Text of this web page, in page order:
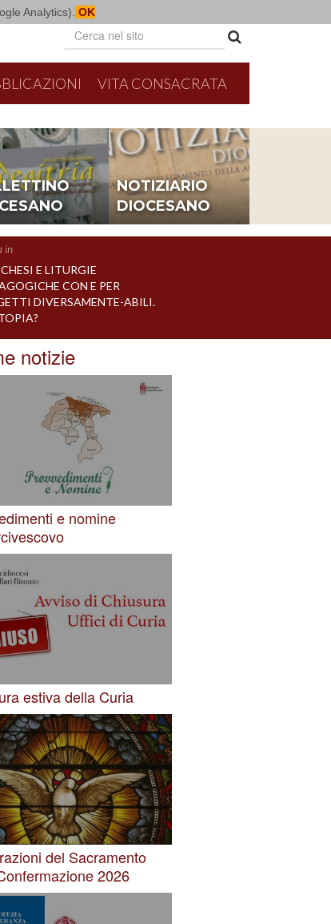
Analytics). OK
VITA CONSACRATA
i seminaristi diocesani
8/16/2026
Messa per la festa
NOTIZIARIO
DIOCESANO
in
E LITURGIE
CON E PER
DIVERSAMENTE-ABILI.
notizie
e nomine
estiva della Curia
del Sacramento
2026